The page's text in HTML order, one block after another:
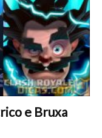
e Bruxa